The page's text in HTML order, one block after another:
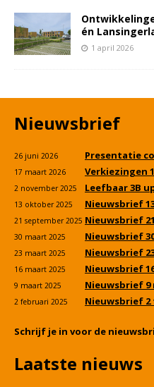
én
1 april 2026
Nieuwsbrief
26 juni 2026 Presentatie
17 maart 2026 Verkiezingen
2 november 2025 Leefbaar 3B
13 oktober 2025 Nieuwsbrief
21 september 2025 Nieuwsbrief
30 maart 2025 Nieuwsbrief
23 maart 2025 Nieuwsbrief
16 maart 2025 Nieuwsbrief
9 maart 2025 Nieuwsbrief 9
2 februari 2025 Nieuwsbrief
Schrijf je in voor de
Laatste nieuws